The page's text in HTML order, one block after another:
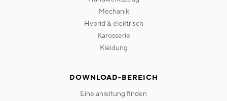
mechanik
hybrid & elektrisch
karosserie
kleidung
DOWNLOAD-BEREICH
eine anleitung finden